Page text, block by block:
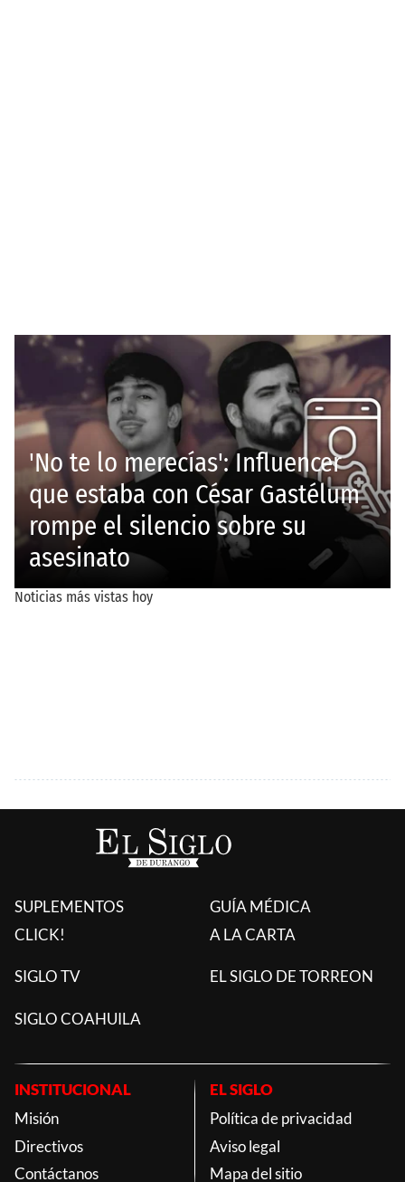
SUPLEMENTOS
CLICK!
GUÍA MÉDICA
A LA CARTA
SIGLO TV EL SIGLO DE TORREON
SIGLO COAHUILA
INSTITUCIONAL
Misión
Directivos
Contáctanos
EL SIGLO
Política de privacidad
Aviso legal
Mapa del sitio